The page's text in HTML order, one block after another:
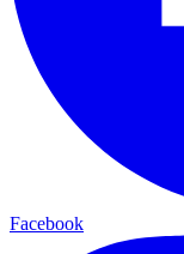
Facebook